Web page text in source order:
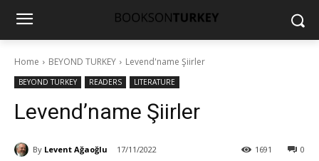
Home BEYOND TURKEY Levend'name Şiirler
BEYOND TURKEY READERS LITERATURE
Levend’name Şiirler
By Levent Ağaoğlu 17/11/2022 0
1691